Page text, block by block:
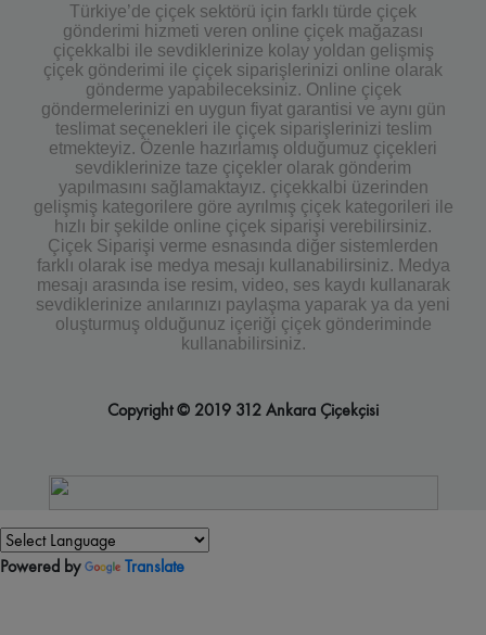
Türkiye’de çiçek sektörü için farklı türde çiçek
gönderimi hizmeti veren online çiçek mağazası
çiçekkalbi ile sevdiklerinize kolay yoldan gelişmiş
çiçek gönderimi ile çiçek siparişlerinizi online olarak
gönderme yapabileceksiniz. Online çiçek
göndermelerinizi en uygun fiyat garantisi ve aynı gün
teslimat seçenekleri ile çiçek siparişlerinizi teslim
etmekteyiz. Özenle hazırlamış olduğumuz çiçekleri
sevdiklerinize taze çiçekler olarak gönderim
yapılmasını sağlamaktayız. çiçekkalbi üzerinden
gelişmiş kategorilere göre ayrılmış çiçek kategorileri ile
hızlı bir şekilde online çiçek siparişi verebilirsiniz.
Çiçek Siparişi verme esnasında diğer sistemlerden
farklı olarak ise medya mesajı kullanabilirsiniz. Medya
mesajı arasında ise resim, video, ses kaydı kullanarak
sevdiklerinize anılarınızı paylaşma yaparak ya da yeni
oluşturmuş olduğunuz içeriği çiçek gönderiminde
kullanabilirsiniz.
Copyright © 2019 312 Ankara Çiçekçisi
Powered by Translate